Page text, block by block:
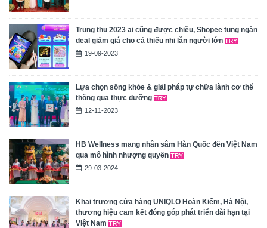
Trung thu 2023 ai cũng được chiều, Shopee tung ngàn
deal giảm giá cho cả thiếu nhi lẫn người lớn
19-09-2023
Lựa chọn sống khỏe & giải pháp tự chữa lành cơ thể
thông qua thực dưỡng
12-11-2023
HB Wellness mang nhân sâm Hàn Quốc đến Việt Nam
qua mô hình nhượng quyền
29-03-2024
Khai trương cửa hàng UNIQLO Hoàn Kiếm, Hà Nội,
thương hiệu cam kết đóng góp phát triển dài hạn tại
Việt Nam